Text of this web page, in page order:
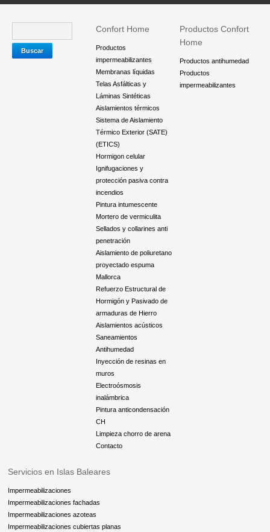
Confort Home
Productos
impermeabilizantes
Membranas líquidas
Telas Asfálticas y
Láminas Sintéticas
Aislamientos térmicos
Sistema de Aislamiento
Térmico Exterior (SATE)
(ETICS)
Hormigon celular
Ignifugaciones y
protección pasiva contra
incendios
Pintura intumescente
Mortero de vermiculita
Sellados y collarines anti
penetración
Aislamiento de poliuretano
proyectado espuma
Mallorca
Refuerzo Estructural de
Hormigón y Pasivado de
armaduras de Hierro
Aislamientos acústicos
Saneamientos
Antihumedad
Inyección de resinas en
muros
Electroósmosis
inalámbrica
Pintura anticondensación
CH
Limpieza chorro de arena
Contacto
Productos Confort
Home
Productos antihumedad
Productos
impermeabilizantes
Servicios en Islas Baleares
Impermeabilizaciones
Impermeabilizaciones fachadas
Impermeabilizaciones azoteas
Impermeabilizaciones cubiertas planas